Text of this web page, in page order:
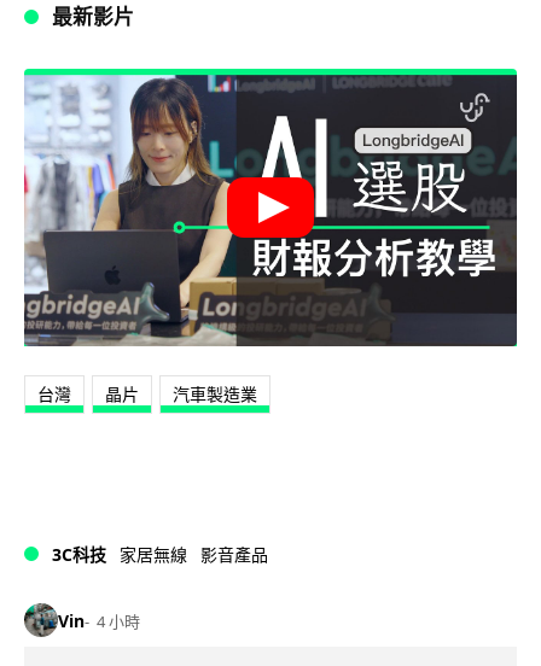
最新影片
台灣 晶片 汽車製造業
3C科技 家居無線 影音產品
Vin 4 小時